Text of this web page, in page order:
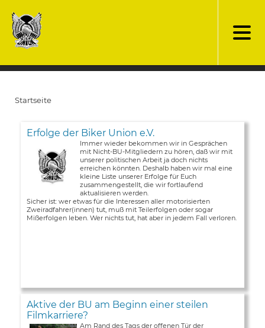
zum
Inhalt
Startseite
Erfolge der Biker Union e.V.
Immer wieder bekommen wir in Gesprächen
mit Nicht-BU-Mitgliedern zu hören, daß wir mit
unserer politischen Arbeit ja doch nichts
erreichen könnten. Deshalb haben wir mal eine
kleine Liste unserer Erfolge für Euch
zusammengestellt, die wir fortlaufend
aktualisieren werden.
Sicher ist: wer etwas für die Interessen aller motorisierten
Zweiradfahrer(innen) tut, muß mit Teilerfolgen oder sogar
Mißerfolgen leben. Wer nichts tut, hat aber in jedem Fall verloren.
Aktive der BU am Beginn einer steilen
Filmkarriere?
Am Rand des Tags der offenen Tür der